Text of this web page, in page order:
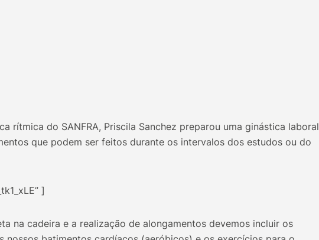
rítmica do SANFRA, Priscila Sanchez preparou uma ginástica laboral
que podem ser feitos durante os intervalos dos estudos ou do
]
na cadeira e a realização de alongamentos devemos incluir os